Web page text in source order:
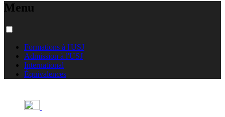
Menu
Formations à l'USJ
Admission à l'USJ
International
Équivalences